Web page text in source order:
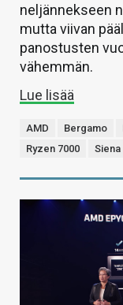
neljännekseen
mutta viivan
panostusten
vähemmän.
Lue lisää
AMD Bergamo
Ryzen 7000
Siena